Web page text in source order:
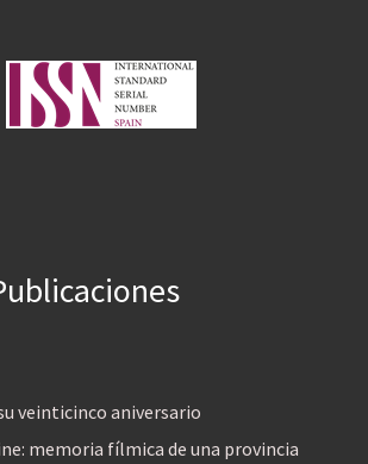
veinticinco aniversario
memoria fílmica de una provincia